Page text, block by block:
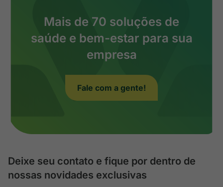
Mais de 70 soluções de
saúde e bem-estar para sua
empresa
Fale com a gente!
Deixe seu contato e fique por dentro de
nossas novidades exclusivas